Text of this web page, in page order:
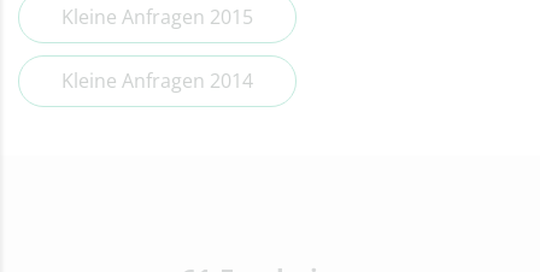
Kleine Anfragen 2015
Kleine Anfragen 2014